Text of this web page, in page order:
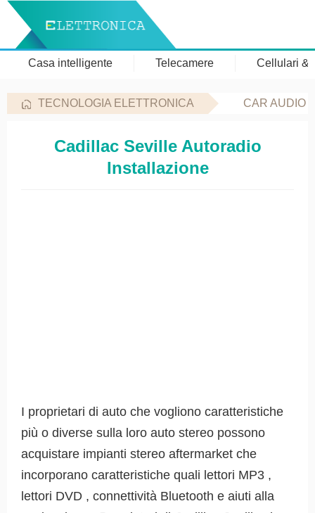
Casa intelligente Telecamere Cellulari &
TECNOLOGIA ELETTRONICA CAR AUDIO
Cadillac Seville Autoradio
Installazione
I proprietari di auto che vogliono caratteristiche
più o diverse sulla loro auto stereo possono
acquistare impianti stereo aftermarket che
incorporano caratteristiche quali lettori MP3 ,
lettori DVD , connettività Bluetooth e aiuti alla